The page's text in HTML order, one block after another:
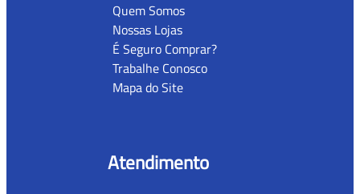
Quem Somos
Nossas Lojas
É Seguro Comprar?
Trabalhe Conosco
Mapa do Site
Atendimento